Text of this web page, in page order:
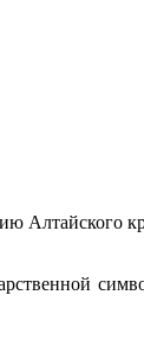
Алтайского